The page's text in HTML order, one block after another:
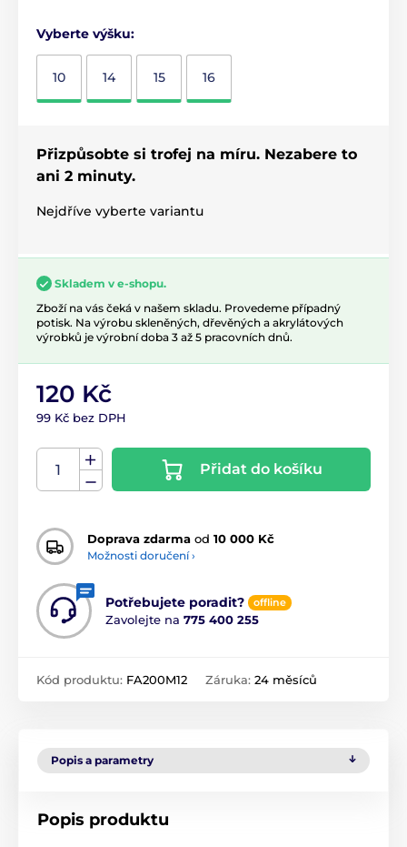
Vyberte výšku:
10 14 15 16
Přizpůsobte si trofej na míru. Nezabere to
ani 2 minuty.
Nejdříve vyberte variantu
Skladem v e-shopu.
Zboží na vás čeká v našem skladu. Provedeme případný
potisk. Na výrobu skleněných, dřevěných a akrylátových
výrobků je výrobní doba 3 až 5 pracovních dnů.
120 Kč
99 Kč bez DPH
Přidat do košíku
Doprava zdarma od 10 000 Kč
Možnosti doručení ›
Potřebujete poradit? offline
Zavolejte na 775 400 255
Kód produktu: FA200M12 Záruka: 24 měsíců
Popis a parametry
Popis produktu